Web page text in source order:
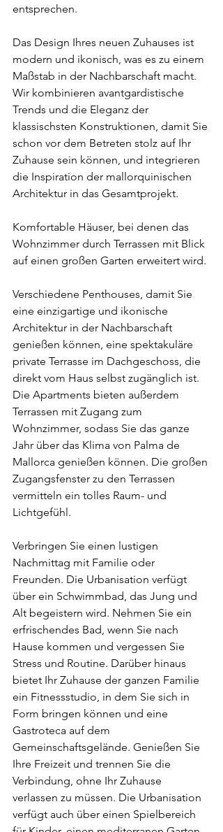
entsprechen.
Das Design Ihres neuen Zuhauses ist
modern und ikonisch, was es zu einem
Maßstab in der Nachbarschaft macht.
Wir kombinieren avantgardistische
Trends und die Eleganz der
klassischsten Konstruktionen, damit Sie
schon vor dem Betreten stolz auf Ihr
Zuhause sein können, und integrieren
die Inspiration der mallorquinischen
Architektur in das Gesamtprojekt.
Komfortable Häuser, bei denen das
Wohnzimmer durch Terrassen mit Blick
auf einen großen Garten erweitert wird.
Verschiedene Penthouses, damit Sie
eine einzigartige und ikonische
Architektur in der Nachbarschaft
genießen können, eine spektakuläre
private Terrasse im Dachgeschoss, die
direkt vom Haus selbst zugänglich ist.
Die Apartments bieten außerdem
Terrassen mit Zugang zum
Wohnzimmer, sodass Sie das ganze
Jahr über das Klima von Palma de
Mallorca genießen können. Die großen
Zugangsfenster zu den Terrassen
vermitteln ein tolles Raum- und
Lichtgefühl.
Verbringen Sie einen lustigen
Nachmittag mit Familie oder
Freunden. Die Urbanisation verfügt
über ein Schwimmbad, das Jung und
Alt begeistern wird. Nehmen Sie ein
erfrischendes Bad, wenn Sie nach
Hause kommen und vergessen Sie
Stress und Routine. Darüber hinaus
bietet Ihr Zuhause der ganzen Familie
ein Fitnessstudio, in dem Sie sich in
Form bringen können und eine
Gastroteca auf dem
Gemeinschaftsgelände. Genießen Sie
Ihre Freizeit und trennen Sie die
Verbindung, ohne Ihr Zuhause
verlassen zu müssen. Die Urbanisation
verfügt auch über einen Spielbereich